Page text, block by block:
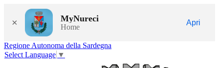
× MyNureci
Home
Apri
Regione Autonoma della Sardegna
Select Language ▼